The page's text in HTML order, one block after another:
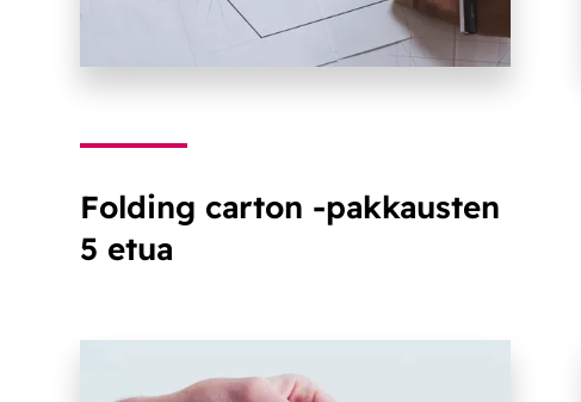
Folding carton -pakkausten
5 etua